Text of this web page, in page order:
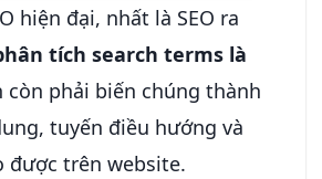
hiện đại, nhất là SEO ra
tích search terms là
còn phải biến chúng thành
tuyến điều hướng và
được trên website.